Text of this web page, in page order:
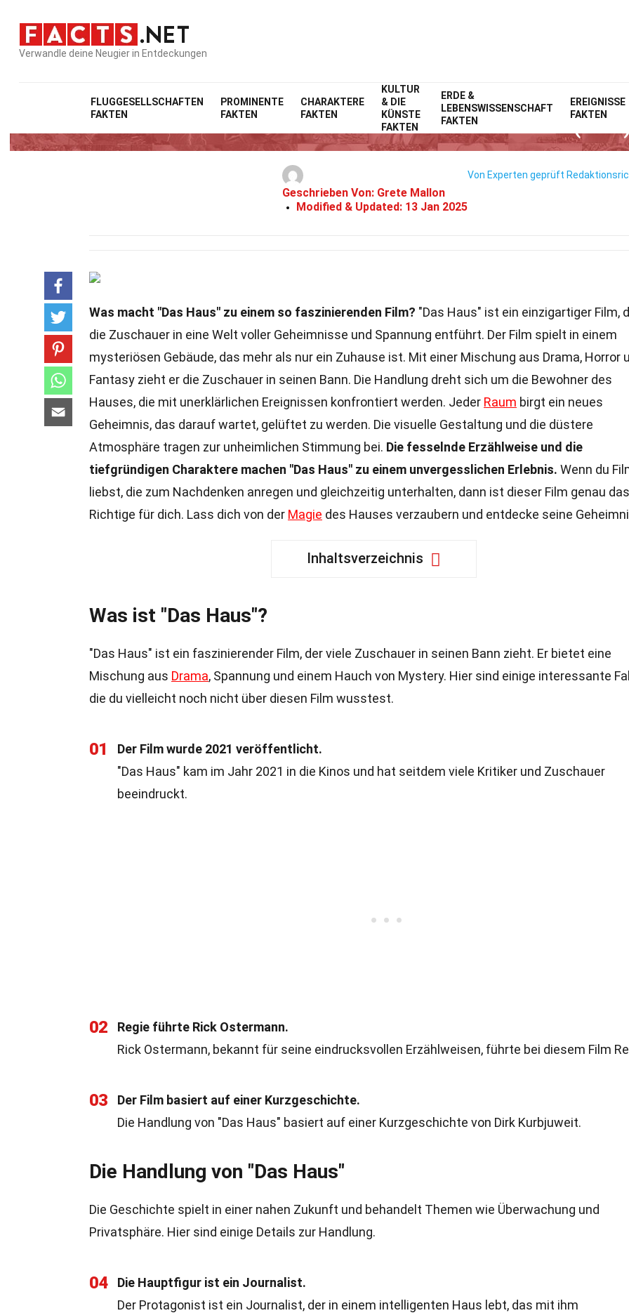
Verwandle deine Neugier in Entdeckungen
FLUGGESELLSCHAFTEN
FAKTEN
PROMINENTE
FAKTEN
CHARAKTERE
FAKTEN
KULTUR
& DIE
KÜNSTE
FAKTEN
ERDE &
LEBENSWISSENSCHAFT
FAKTEN
EREIGNISSE
FAKTEN
Home Film
27 Fakten Über Das Haus
Geschrieben Von: Grete Mallon
Modified & Updated: 13 Jan 2025
Von Experten geprüft
Was macht "Das Haus" zu einem so faszinierenden Film? "Das Haus" ist ein einzigartiger Film,
die Zuschauer in eine Welt voller Geheimnisse und Spannung entführt. Der Film spielt in einem
mysteriösen Gebäude, das mehr als nur ein Zuhause ist. Mit einer Mischung aus Drama, Horror
Fantasy zieht er die Zuschauer in seinen Bann. Die Handlung dreht sich um die Bewohner des
Hauses, die mit unerklärlichen Ereignissen konfrontiert werden. Jeder Raum birgt ein neues
Geheimnis, das darauf wartet, gelüftet zu werden. Die visuelle Gestaltung und die düstere
Atmosphäre tragen zur unheimlichen Stimmung bei. Die fesselnde Erzählweise und die
tiefgründigen Charaktere machen "Das Haus" zu einem unvergesslichen Erlebnis. Wenn du
liebst, die zum Nachdenken anregen und gleichzeitig unterhalten, dann ist dieser Film genau das
Richtige für dich. Lass dich von der Magie des Hauses verzaubern und entdecke seine
Inhaltsverzeichnis
Was ist "Das Haus"?
"Das Haus" ist ein faszinierender Film, der viele Zuschauer in seinen Bann zieht. Er bietet eine
Mischung aus Drama, Spannung und einem Hauch von Mystery. Hier sind einige interessante
die du vielleicht noch nicht über diesen Film wusstest.
01
Der Film wurde 2021 veröffentlicht.
"Das Haus" kam im Jahr 2021 in die Kinos und hat seitdem viele Kritiker und Zuschauer
beeindruckt.
02
Regie führte Rick Ostermann.
Rick Ostermann, bekannt für seine eindrucksvollen Erzählweisen, führte bei diesem Film
03
Der Film basiert auf einer Kurzgeschichte.
Die Handlung von "Das Haus" basiert auf einer Kurzgeschichte von Dirk Kurbjuweit.
Die Handlung von "Das Haus"
Die Geschichte spielt in einer nahen Zukunft und behandelt Themen wie Überwachung und
Privatsphäre. Hier sind einige Details zur Handlung.
04
Die Hauptfigur ist ein Journalist.
Der Protagonist ist ein Journalist, der in einem intelligenten Haus lebt, das mit ihm